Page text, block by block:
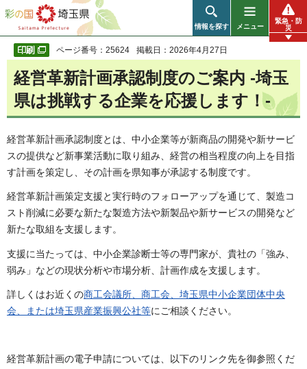
彩の国 埼玉県
情報を探す メニュー
緊急・防
災
ページ番号：25624 掲載日：2026年4月27日
経営革新計画承認制度のご案内 -埼玉
県は挑戦する企業を応援します！-
経営革新計画承認制度とは、中小企業等が新商品の開発や新サービ
スの提供など新事業活動に取り組み、経営の相当程度の向上を目指
す計画を策定し、その計画を県知事が承認する制度です。
経営革新計画策定支援と実行時のフォローアップを通じて、製造コ
スト削減に必要な新たな製造方法や新製品や新サービスの開発など
新たな取組を支援します。
支援に当たっては、中小企業診断士等の専門家が、貴社の「強み、
弱み」などの現状分析や市場分析、計画作成を支援します。
詳しくはお近くの商工会議所、商工会、埼玉県中小企業団体中央
会、または埼玉県産業振興公社等にご相談ください。
経営革新計画の電子申請については、以下のリンク先を御参照くだ